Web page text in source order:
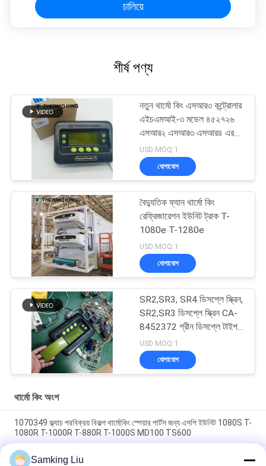
চালিয়ে
শীর্ষ পণ্য
নতুন থার্মো কিং এসআর৩ কন্ট্রোলার
এইচএমআই-৩ মডেল ৪৫২৭২৬
এসআর২ এসআর৩ এসআর৪ এর
জন্য মেরামত পরিষেবা সহ
USD MOQ:1
যোগাযোগ
বৈদ্যুতিক ফ্যান থার্মো কিং
রেফ্রিজারেশন ইউনিট ট্রাক T-
1080e T-1280e
USD MOQ:1
যোগাযোগ
SR2,SR3, SR4 ডিসপ্লে স্ক্রিন,
SR2,SR3 ডিসপ্লে স্ক্রিন CA-
8452372 গ্রীন ডিসপ্লে টাইপ
এলসিডি স্ক্রিন থার্মো কিং SB210
SB230 HMIs আফটারমার্কেট
স্পেয়ার পার্টস
USD MOQ:1
যোগাযোগ
থার্মো কিং অংশ
1070349 ক্ল্যাচ পরবিক্রয় বিকল্প থার্মোকিং স্পেয়ার পার্টস জন্য এসপি ইউনিট 1080S T-
1080R T-1000R T-880R T-1000S MD100 TS600
থার্মোকিং ক্লাচ 1070349 রেফ্রিজারেটরের জন্য খুচরা যন্ত্রাংশ এসপি ইউনিট টি -1080
Samking Liu